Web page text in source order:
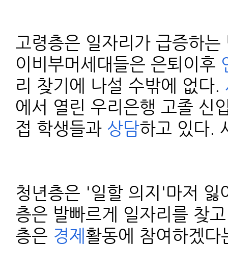
고령층은 일자리가 급증하
이비부머세대들은 은퇴이후
리 찾기에 나설 수밖에 없다.
에서 열린 우리은행 고졸 신
접 학생들과 상담하고 있다.
청년층은 '일할 의지'마저 잃
층은 발빠르게 일자리를 찾
층은 경제 활동에 참여하겠